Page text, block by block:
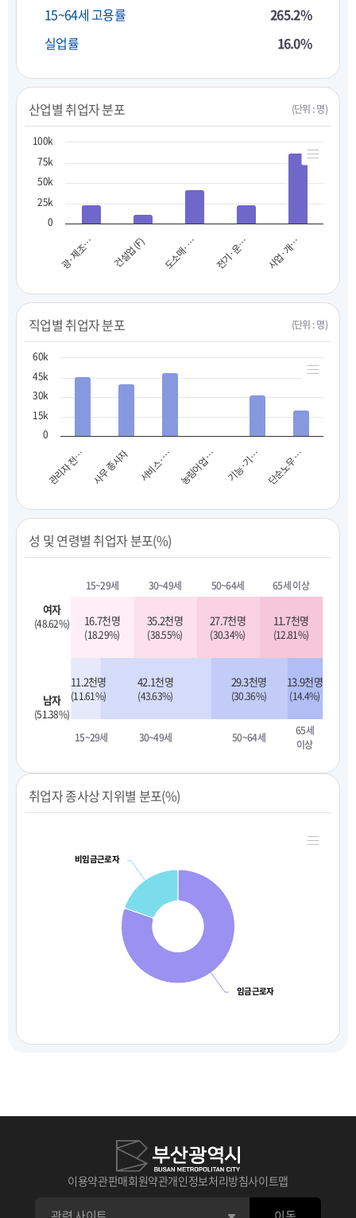
15~64세 고용률
265.2%
실업률
16.0%
산업별 취업자 분포 (단위 : 명)
광·제조… 건설업 (F) 도소매·… 전기·운… 사업·개…
0
25k
50k
75k
100k
직업별 취업자 분포 (단위 : 명)
관리자 전… 사무 종사자 서비스·… 농림어업 … 기능·기… 단순노무 …
0
15k
30k
45k
60k
성 및 연령별 취업자 분포(%)
여자
(48.62%)
15~29세 30~49세 50~64세 65세 이상
16.7천명
(18.29%)
35.2천명
(38.55%)
27.7천명
(30.34%)
11.7천명
(12.81%)
남자
(51.38%)
11.2천명
(11.61%)
42.1천명
(43.63%)
29.3천명
(30.36%)
13.9천명
(14.4%)
15~29세 30~49세 50~64세
65세
이상
취업자 종사상 지위별 분포(%)
임금근로자
비임금근로자
이용약관판매회원약관개인정보처리방침사이트맵